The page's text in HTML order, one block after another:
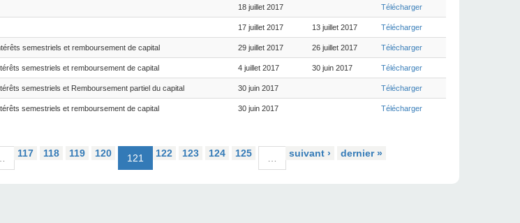
18 juillet 2017 Télécharger
17 juillet 2017 13 juillet 2017 Télécharger
semestriels et remboursement de capital 29 juillet 2017 26 juillet 2017 Télécharger
semestriels et remboursement de capital 4 juillet 2017 30 juin 2017 Télécharger
semestriels et Remboursement partiel du capital 30 juin 2017 Télécharger
semestriels et remboursement de capital 30 juin 2017 Télécharger
117 118 119 120 121 122 123 124 125 suivant › dernier »